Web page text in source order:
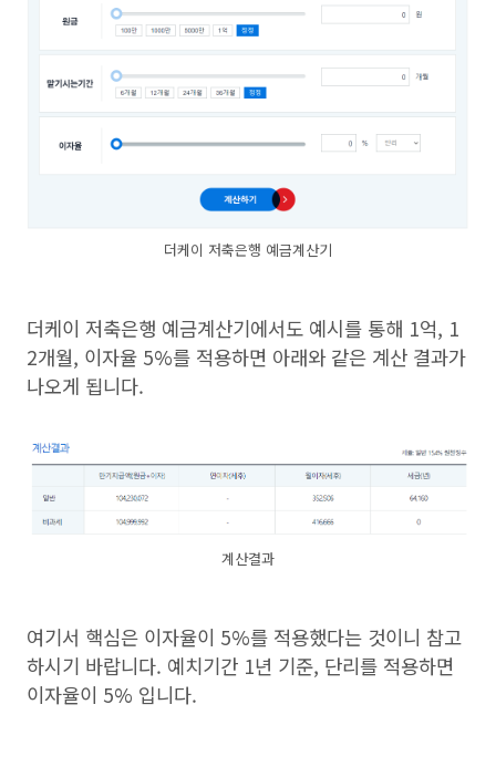
더케이 저축은행 예금계산기
더케이 저축은행 예금계산기에서도 예시를 통해 1억, 1
2개월, 이자율 5%를 적용하면 아래와 같은 계산 결과가
나오게 됩니다.
계산결과
여기서 핵심은 이자율이 5%를 적용했다는 것이니 참고
하시기 바랍니다. 예치기간 1년 기준, 단리를 적용하면
이자율이 5% 입니다.